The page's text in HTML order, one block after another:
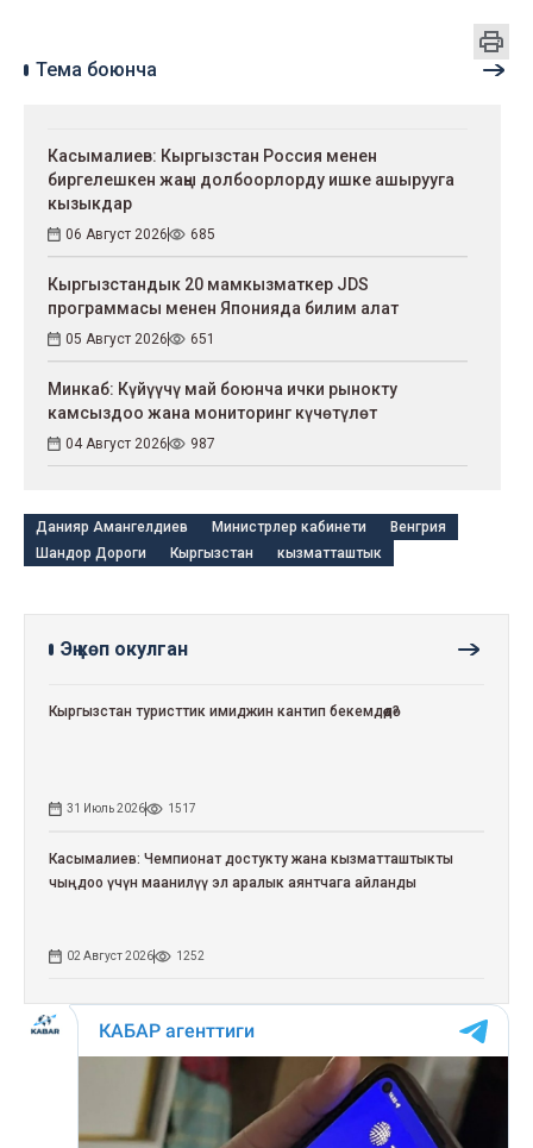
Тема боюнча
Касымалиев: Кыргызстан Россия менен
биргелешкен жаңы долбоорлорду ишке ашырууга
кызыкдар
06 Август 2026 685
Кыргызстандык 20 мамкызматкер JDS
программасы менен Японияда билим алат
05 Август 2026 651
Минкаб: Күйүүчү май боюнча ички рынокту
камсыздоо жана мониторинг күчөтүлөт
04 Август 2026 987
Данияр Амангелдиев Министрлер кабинети
Венгрия
Шандор Дороги
Кыргызстан кызматташтык
Эң көп окулган
Кыргызстан туристтик имиджин кантип бекемдөөдө?
31 Июль 2026 1517
Касымалиев: Чемпионат достукту жана кызматташтыкты
чыңдоо үчүн маанилүү эл аралык аянтчага айланды
02 Август 2026 1252